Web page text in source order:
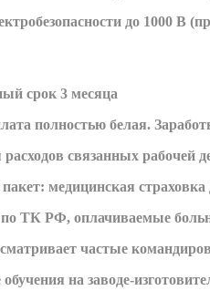
до 1000 В
срок 3 месяца
полностью белая.
связанных рабочей
медицинская
ТК РФ, оплачиваемые
частые
на заводе-